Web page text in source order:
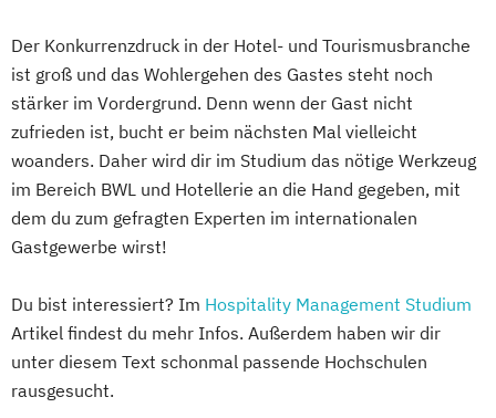
Der Konkurrenzdruck in der Hotel- und Tourismusbranche
ist groß und das Wohlergehen des Gastes steht noch
stärker im Vordergrund. Denn wenn der Gast nicht
zufrieden ist, bucht er beim nächsten Mal vielleicht
woanders. Daher wird dir im Studium das nötige Werkzeug
im Bereich BWL und Hotellerie an die Hand gegeben, mit
dem du zum gefragten Experten im internationalen
Gastgewerbe wirst!
Du bist interessiert? Im Hospitality Management Studium
Artikel findest du mehr Infos. Außerdem haben wir dir
unter diesem Text schonmal passende Hochschulen
rausgesucht.